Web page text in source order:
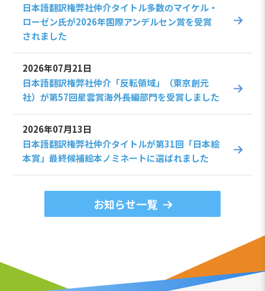
日本語翻訳権弊社仲介タイトル多数のマイケル・
ローゼン氏が2026年国際アンデルセン賞を受賞
されました
2026年07月21日
日本語翻訳権弊社仲介「反転領域」（東京創元
社）が第57回星雲賞海外長編部門を受賞しました
2026年07月13日
日本語翻訳権弊社仲介タイトルが第31回「日本絵
本賞」最終候補絵本ノミネートに選ばれました
お知らせ一覧